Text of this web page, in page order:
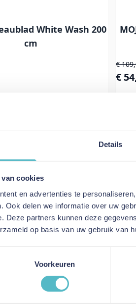
Details
cookies
en advertenties te
Ook delen we informatie over uw
Deze partners kunnen deze
op basis van uw gebruik van
Voorkeuren
White Wash 200
cm
€
€
White